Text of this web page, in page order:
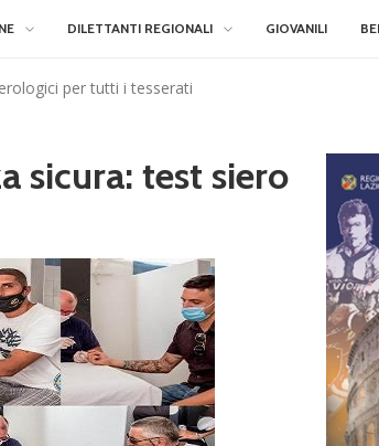
DILETTANTI REGIONALI GIOVANILI
per tutti i tesserati
sicura: test siero